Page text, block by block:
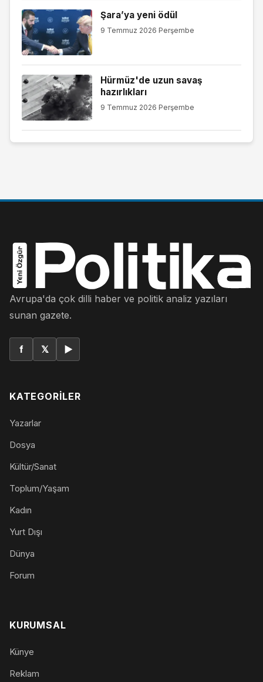
Şara’ya yeni ödül
9 Temmuz 2026 Perşembe
Hürmüz'de uzun savaş
hazırlıkları
9 Temmuz 2026 Perşembe
Avrupa'da çok dilli haber ve politik analiz yazıları
sunan gazete.
f 𝕏 ▶
KATEGORILER
Yazarlar
Dosya
Kültür/Sanat
Toplum/Yaşam
Kadın
Yurt Dışı
Dünya
Forum
KURUMSAL
Künye
Reklam